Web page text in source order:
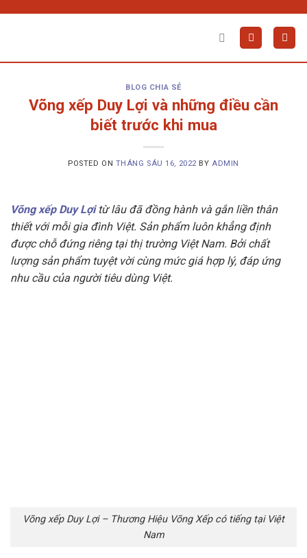
BLOG CHIA SẺ
Võng xếp Duy Lợi và những điều cần
biết trước khi mua
POSTED ON THÁNG SÁU 16, 2022 BY ADMIN
Võng xếp Duy Lợitừ lâu đã đồng hành và gắn liền thân
thiết với mỗi gia đình Việt. Sản phẩm luôn khẳng định
được chỗ đứng riêng tại thị trường Việt Nam. Bởi chất
lượng sản phẩm tuyệt vời cùng mức giá hợp lý, đáp ứng
nhu cầu của người tiêu dùng Việt.
Võng xếp Duy Lợi – Thương Hiệu Võng Xếp có tiếng tại Việt
Nam